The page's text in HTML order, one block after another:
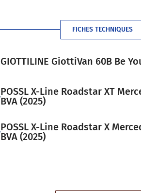
FICHES TECHNIQUES
GIOTTILINE GiottiVan 60B Be
POSSL X-Line Roadstar XT
BVA (2025)
POSSL X-Line Roadstar X
BVA (2025)